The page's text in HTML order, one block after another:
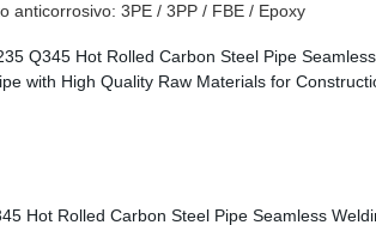
anticorrosivo: 3PE / 3PP / FBE / Epoxy